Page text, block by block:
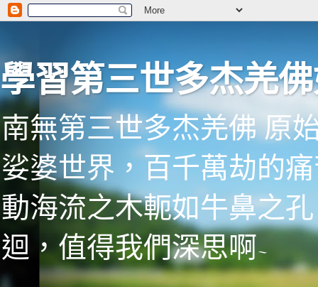
學習第三世多杰羌
南無第三世多杰羌佛 原
娑婆世界，百千萬劫的
動海流之木軛如牛鼻之
迴，值得我們深思啊~